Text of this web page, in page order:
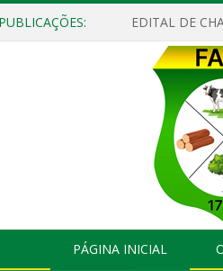
EDITAL DE
PÁGINA INICIAL